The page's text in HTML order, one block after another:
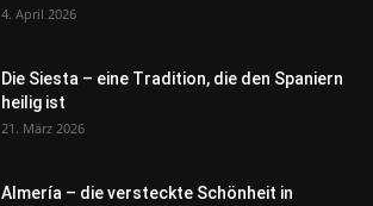
4. April 2026
Die Siesta – eine Tradition, die den Spaniern
heilig ist
21. März 2026
Almería – die versteckte Schönheit in